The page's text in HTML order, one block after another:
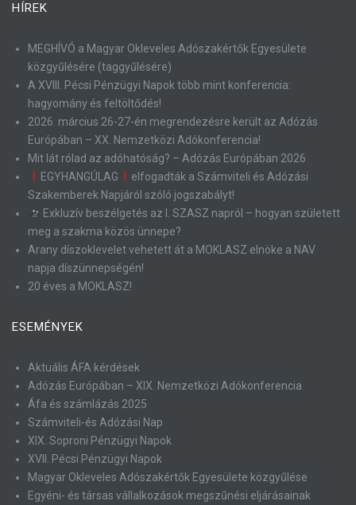
HÍREK
MEGHÍVÓ a Magyar Okleveles Adószakértők Egyesülete
közgyűlésére (taggyűlésére)
A XVIII. Pécsi Pénzügyi Napok több mint konferencia:
hagyomány és feltöltődés!
2026. március 26-27-én megrendezésre került az Adózás
Európában – XX. Nemzetközi Adókonferencia!
Mit lát rólad az adóhatóság? – Adózás Európában 2026
EGYHANGÚLAG
elfogadták a Számviteli és Adózási
Szakemberek Napjáról szóló jogszabályt!
Exkluzív beszélgetés az I. SZASZ napról – hogyan született
meg a szakma közös ünnepe?
Arany díszoklevelet vehetett át a MOKLASZ elnöke a NAV
napja díszünnepségén!
20 éves a MOKLASZ!
ESEMÉNYEK
Aktuális ÁFA kérdések
Adózás Európában – XIX. Nemzetközi Adókonferencia
Áfa és számlázás 2025
Számviteli-és Adózási Nap
XIX. Soproni Pénzügyi Napok
XVII. Pécsi Pénzügyi Napok
Magyar Okleveles Adószakértők Egyesülete közgyűlése
Egyéni- és társas vállalkozások megszűnési eljárásainak